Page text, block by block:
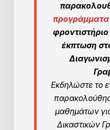
προγράμματα
έκπτωση
Εκδηλώστε το
μαθημάτων
Δικαστικών